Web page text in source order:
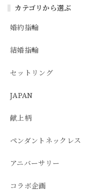
カテゴリから選ぶ
婚約指輪
結婚指輪
セットリング
JAPAN
献上柄
ペンダントネックレス
アニバーサリー
コラボ企画